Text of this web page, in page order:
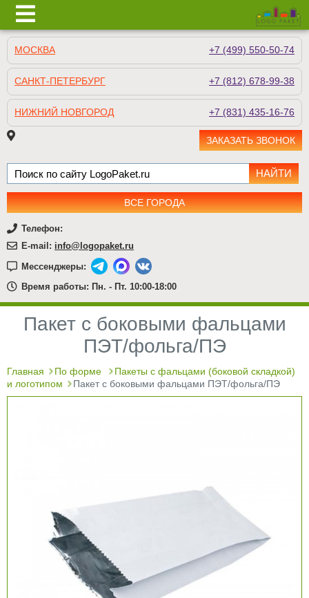
МОСКВА +7 (499) 550-50-74
САНКТ-ПЕТЕРБУРГ +7 (812) 678-99-38
НИЖНИЙ НОВГОРОД +7 (831) 435-16-76
ЗАКАЗАТЬ ЗВОНОК
ВСЕ ГОРОДА
Телефон:
E-mail: info@logopaket.ru
Мессенджеры:
Время работы: Пн. - Пт. 10:00-18:00
Пакет с боковыми фальцами
ПЭТ/фольга/ПЭ
Главная По форме
Пакеты с фальцами (боковой складкой)
и логотипом
Пакет с боковыми фальцами ПЭТ/фольга/ПЭ